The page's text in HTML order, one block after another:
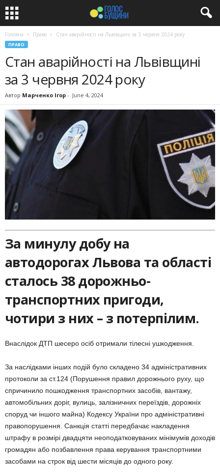
Головна Право Стан аварійності на Львівщині за 3 червня 2024 року
ПРАВО
Стан аварійності на Львівщині
за 3 червня 2024 року
Автор Марченко Ігор - June 4, 2024
За минулу добу на
автодорогах Львова та області
сталось 38 дорожньо-
транспортних пригоди,
чотири з них – з потерпілим.
Внаслідок ДТП шесеро осіб отримали тілесні ушкодження.
За наслідками інших подій було складено 34 адміністративних
протоколи за ст.124 (Порушення правил дорожнього руху, що
спричинило пошкодження транспортних засобів, вантажу,
автомобільних доріг, вулиць, залізничних переїздів, дорожніх
споруд чи іншого майна) Кодексу України про адміністративні
правопорушення. Санкція статті передбачає накладення
штрафу в розмірі двадцяти неоподатковуваних мінімумів доходів
громадян або позбавлення права керування транспортними
засобами на строк від шести місяців до одного року.